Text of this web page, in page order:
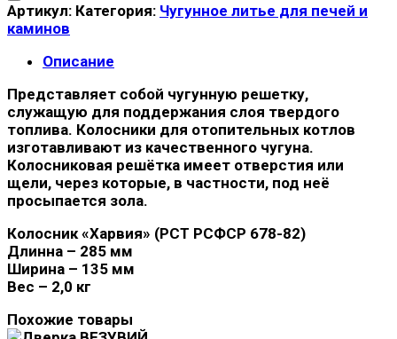
Артикул: Категория: Чугунное литье для печей и
каминов
Описание
Представляет собой чугунную решетку,
служащую для поддержания слоя твердого
топлива. Колосники для отопительных котлов
изготавливают из качественного чугуна.
Колосниковая решётка имеет отверстия или
щели, через которые, в частности, под неё
просыпается зола.
Колосник «Харвия» (РСТ РСФСР 678-82)
Длинна – 285 мм
Ширина – 135 мм
Вес – 2,0 кг
Похожие товары